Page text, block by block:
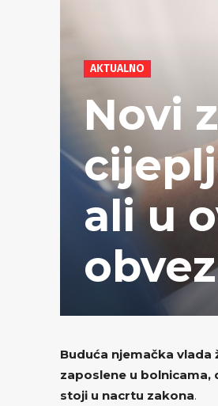
AKTUALNO
Novi
ali u
Buduća njemačka
zaposlene u
stoji u nacrtu zakona.